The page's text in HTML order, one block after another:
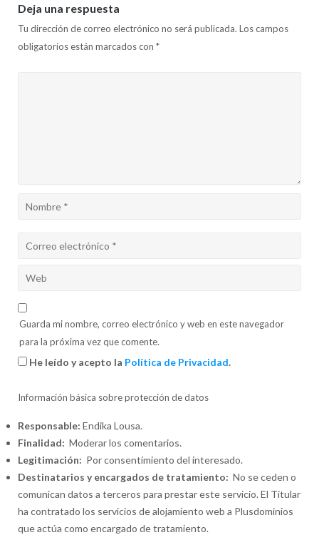
Deja una respuesta
Tu dirección de correo electrónico no será publicada. Los campos
obligatorios están marcados con *
Guarda mi nombre, correo electrónico y web en este navegador
para la próxima vez que comente.
He leído y acepto la Política de Privacidad.
Información básica sobre protección de datos
Responsable: Endika Lousa.
Finalidad: Moderar los comentarios.
Legitimación: Por consentimiento del interesado.
Destinatarios y encargados de tratamiento: No se ceden o
comunican datos a terceros para prestar este servicio. El Titular
ha contratado los servicios de alojamiento web a Plusdominios
que actúa como encargado de tratamiento.